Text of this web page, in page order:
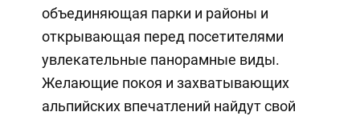
объединяющая парки и районы и
открывающая перед посетителями
увлекательные панорамные виды.
Желающие покоя и захватывающих
альпийских впечатлений найдут свой